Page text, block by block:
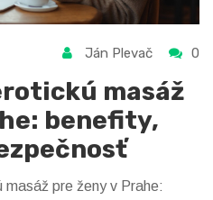
Ján Plevač 0
masáž
benefity,
pre ženy v Prahe: